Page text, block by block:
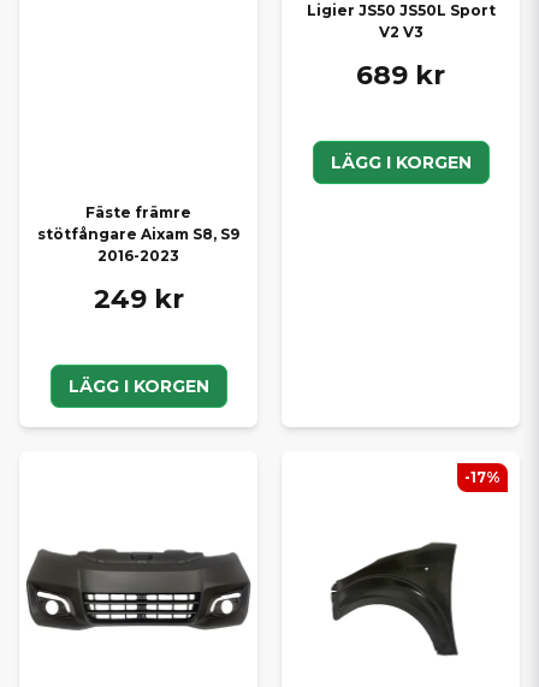
Fäste främre
stötfångare Aixam S8, S9
2016-2023
249 kr
LÄGG I KORGEN
Ligier JS50 JS50L Sport
V2 V3
689 kr
LÄGG I KORGEN
-17%